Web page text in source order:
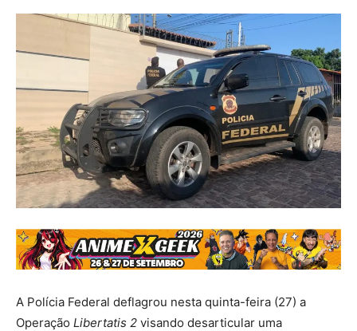
A Polícia Federal deflagrou nesta quinta-feira (27) a
Operação Libertatis 2 visando desarticular uma